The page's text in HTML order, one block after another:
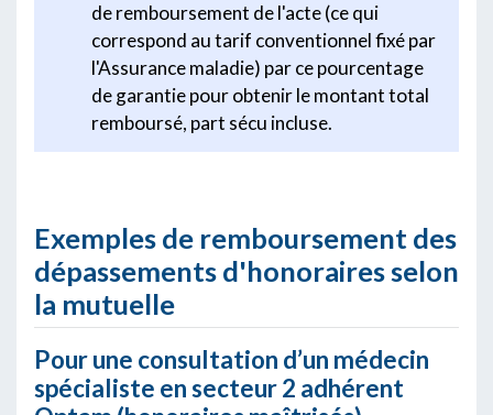
de remboursement de l'acte (ce qui
correspond au tarif conventionnel fixé par
l'Assurance maladie) par ce pourcentage
de garantie pour obtenir le montant total
remboursé, part sécu incluse.
Exemples de remboursement des
dépassements d'honoraires selon
la mutuelle
Pour une consultation d’un médecin
spécialiste en secteur 2 adhérent